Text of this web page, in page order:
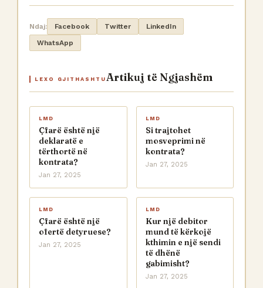
Ndaj: Facebook Twitter
LinkedIn
WhatsApp
LEXO GJITHASHTU Artikuj të Ngjashëm
LMD
Çfarë është një
deklaratë e
tërthortë në
kontrata?
Jan 27, 2025
LMD
Si trajtohet
mosveprimi në
kontrata?
Jan 27, 2025
LMD
Çfarë është një
ofertë detyruese?
Jan 27, 2025
LMD
Kur një debitor
mund të kërkojë
kthimin e një sendi
të dhënë
gabimisht?
Jan 27, 2025